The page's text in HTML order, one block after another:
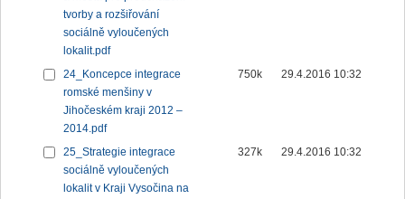
tvorby a rozšiřování
sociálně vyloučených
lokalit.pdf
24_Koncepce integrace
romské menšiny v
Jihočeském kraji 2012 –
2014.pdf
750k 29.4.2016 10:32
25_Strategie integrace
sociálně vyloučených
lokalit v Kraji Vysočina na
327k 29.4.2016 10:32